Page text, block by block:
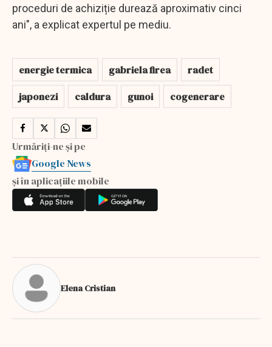
proceduri de achiziție durează aproximativ cinci
ani", a explicat expertul pe mediu.
energie termica gabriela firea
radet
japonezi
caldura gunoi cogenerare
Urmăriți-ne și pe
Google News
și în aplicațiile mobile
Elena Cristian